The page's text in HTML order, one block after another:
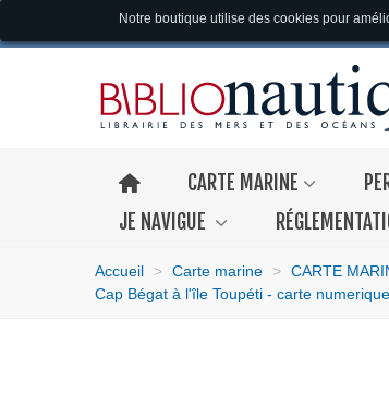
Notre boutique utilise des cookies pour
CARTE MARINE
JE NAVIGUE
Accueil > Carte marine > CARTE
Cap Bégat à l'île Toupéti - carte numerique